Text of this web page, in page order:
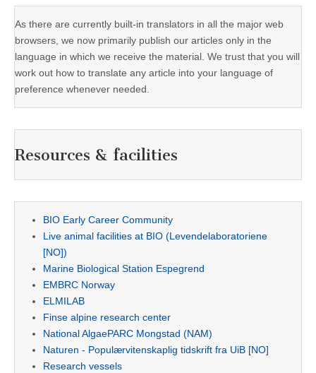
As there are currently built-in translators in all the major web
browsers, we now primarily publish our articles only in the
language in which we receive the material. We trust that you will
work out how to translate any article into your language of
preference whenever needed.
Resources & facilities
BIO Early Career Community
Live animal facilities at BIO (Levendelaboratoriene
[NO])
Marine Biological Station Espegrend
EMBRC Norway
ELMILAB
Finse alpine research center
National AlgaePARC Mongstad (NAM)
Naturen - Populærvitenskaplig tidskrift fra UiB [NO]
Research vessels